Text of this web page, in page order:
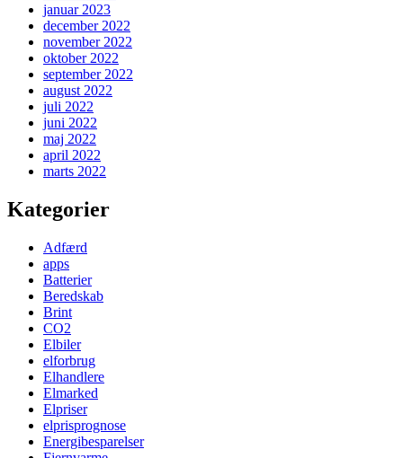
januar 2023
december 2022
november 2022
oktober 2022
september 2022
august 2022
juli 2022
juni 2022
maj 2022
april 2022
marts 2022
Kategorier
Adfærd
apps
Batterier
Beredskab
Brint
CO2
Elbiler
elforbrug
Elhandlere
Elmarked
Elpriser
elprisprognose
Energibesparelser